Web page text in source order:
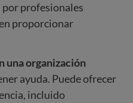
por profesionales
proporcionar
una organización
ayuda. Puede ofrecer
incluido